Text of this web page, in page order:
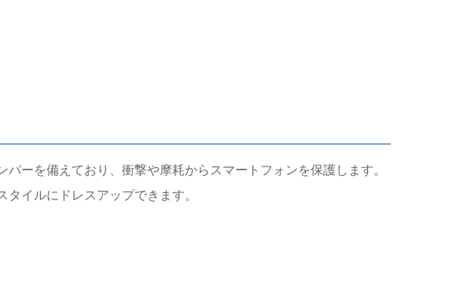
ーを備えており、衝撃や摩耗からスマートフォンを保護します。
イルにドレスアップできます。